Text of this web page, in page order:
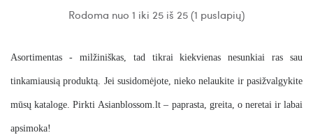
Rodoma nuo 1 iki 25 iš 25 (1 puslapių)
Asortimentas - milžiniškas, tad tikrai kiekvienas nesunkiai ras sau
tinkamiausią produktą. Jei susidomėjote, nieko nelaukite ir pasižvalgykite
mūsų kataloge. PirktiAsianblossom.lt – paprasta, greita, o neretai ir labai
apsimoka!